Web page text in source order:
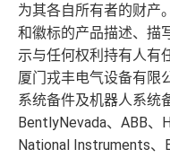
为其各自所有者的财产
和徽标的产品描述、描
示与任何权利持有人有
厦门戎丰电气设备有限
系统备件及机器人系统
BentlyNevada、ABB、
National Instruments、